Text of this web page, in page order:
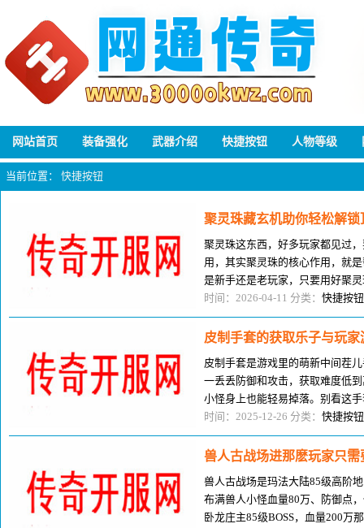
网站首页 装备强化 武器介绍 快捷按钮 人物等级
当前位置： 快捷按钮
聚灵珠藏玄机助你轻松解锁
聚灵珠这东西，好多玩家都见过
用，其实聚灵珠的核心作用，就
是新手还是老玩家，只要用好聚
的实力，我以前就是靠聚灵珠，
时间：2026-04-11 分类： 快捷按钮
皮制手套的获取乐子与玩
皮制手套是游戏里的萌新中间茬
一丢丢防御和攻击，获取难度低
小怪身上也能轻易掉落。别看这
新期的第一份装备收获，凑齐一对
时间：2025-12-26 分类： 快捷按钮
兽人古战场进那麽玩家只
兽人古战场是玛法大陆85级高阶
布满兽人小怪血量80万、防御点
卧龙庄主85级BOSS，血量200万